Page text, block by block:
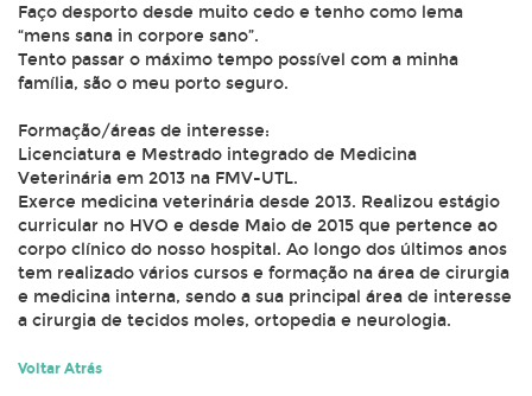
Faço desporto desde muito cedo e tenho como lema
“mens sana in corpore sano”.
Tento passar o máximo tempo possível com a minha
família, são o meu porto seguro.
Formação/áreas de interesse:
Licenciatura e Mestrado integrado de Medicina
Veterinária em 2013 na FMV-UTL.
Exerce medicina veterinária desde 2013. Realizou estágio
curricular no HVO e desde Maio de 2015 que pertence ao
corpo clínico do nosso hospital. Ao longo dos últimos anos
tem realizado vários cursos e formação na área de cirurgia
e medicina interna, sendo a sua principal área de interesse
a cirurgia de tecidos moles, ortopedia e neurologia.
Voltar Atrás